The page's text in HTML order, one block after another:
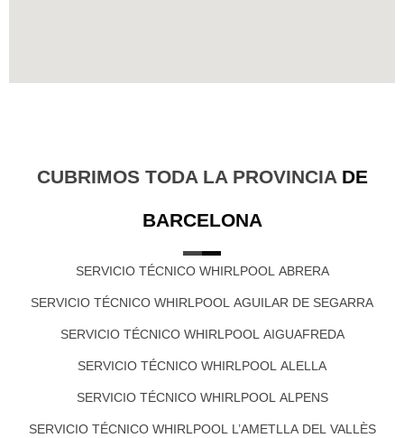
CUBRIMOS TODA LA PROVINCIA DE
BARCELONA
SERVICIO TÉCNICO WHIRLPOOL ABRERA
SERVICIO TÉCNICO WHIRLPOOL AGUILAR DE SEGARRA
SERVICIO TÉCNICO WHIRLPOOL AIGUAFREDA
SERVICIO TÉCNICO WHIRLPOOL ALELLA
SERVICIO TÉCNICO WHIRLPOOL ALPENS
SERVICIO TÉCNICO WHIRLPOOL L’AMETLLA DEL VALLÈS